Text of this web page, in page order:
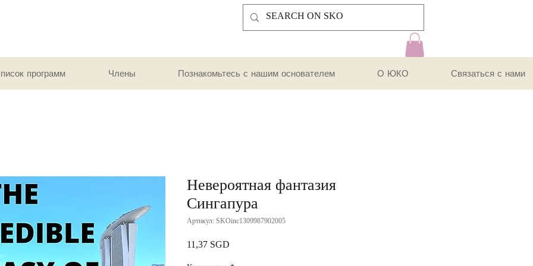
программ Члены Познакомьтесь с нашим основателем О ЮКО Связаться с нами
Невероятная фантазия
Сингапура
Артикул: SKOinc1309987902005
11,37 SGD